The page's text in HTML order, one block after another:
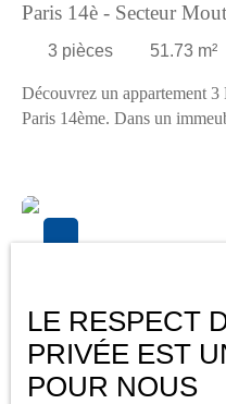
Paris 14è - Secteur
Exclusivité
3 pièces 51.73 m²
Découvrez un appartement
Paris 14ème. Dans un
Rangt. Surface 51,73 m² Loi
parquet, moulures,
Une cave complète ce bien.
trouverez plusieurs bus,
d'alimentation générale et les
quelques minutes. Les
parcs et jardins à proximité.
à quelques pas pour vous
LE RESPECT
PRIVÉE EST
POUR NOUS